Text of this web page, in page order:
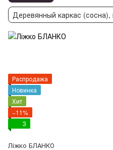
Распродажа
Новинка
Хит
−11%
3
Ліжко БЛАНКО